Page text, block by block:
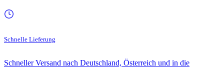
Schnelle Lieferung
Schneller Versand nach Deutschland, Österreich und in die